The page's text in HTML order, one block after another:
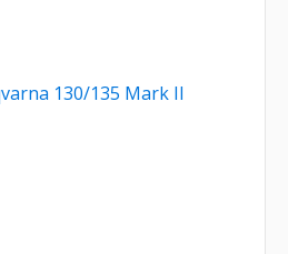
130/135 Mark II